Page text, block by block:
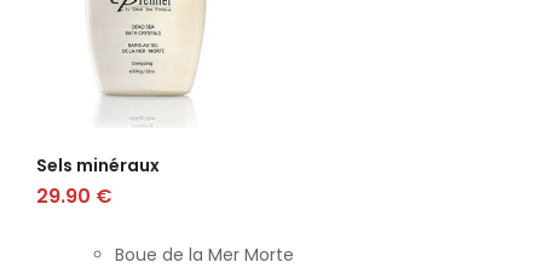
Sels minéraux
29.90 €
Boue de la Mer Morte